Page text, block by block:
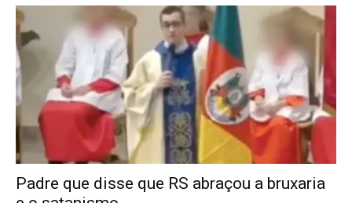
Padre que disse que RS abraçou a bruxaria